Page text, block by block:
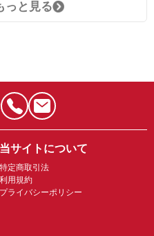
っと見る
当サイトについて
特定商取引法
利用規約
プライバシーポリシー